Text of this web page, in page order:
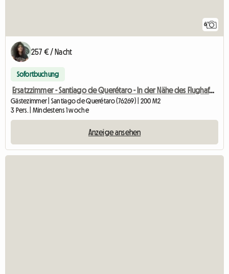
6
257 € / Nacht
Sofortbuchung
Ersatzzimmer - Santiago de Querétaro - In der Nähe des Flughafens
Gästezimmer | Santiago de Querétaro (76269) | 200 M2
3 Pers. | Mindestens 1 woche
Anzeige ansehen